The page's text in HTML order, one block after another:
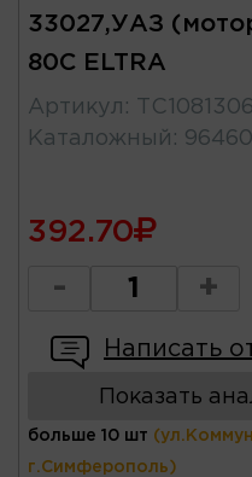
33027,УАЗ
80С ELTRA
Артикул :
Каталожный :
392.70
- +
Написать
Показать
больше 10 шт
г.Симферополь)